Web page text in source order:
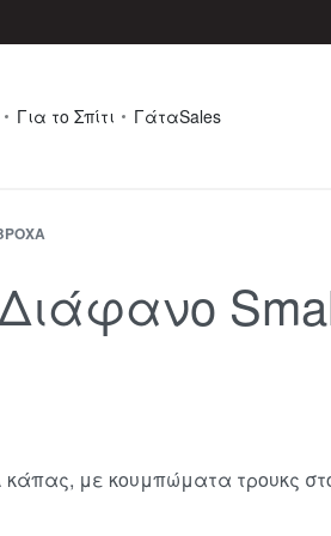
Για το Σπίτι ΓάταSales
με κουμπώματα τρουκς